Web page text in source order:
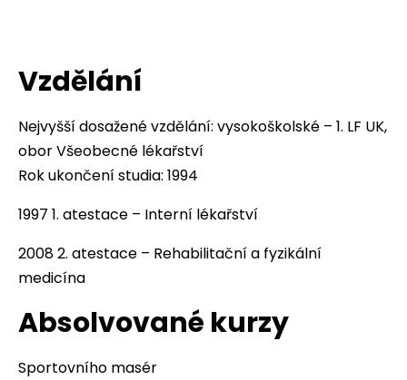
Vzdělání
Nejvyšší dosažené vzdělání: vysokoškolské – 1. LF UK,
obor Všeobecné lékařství
Rok ukončení studia: 1994
1997 1. atestace – Interní lékařství
2008 2. atestace – Rehabilitační a fyzikální
medicína
Absolvované kurzy
Sportovního masér